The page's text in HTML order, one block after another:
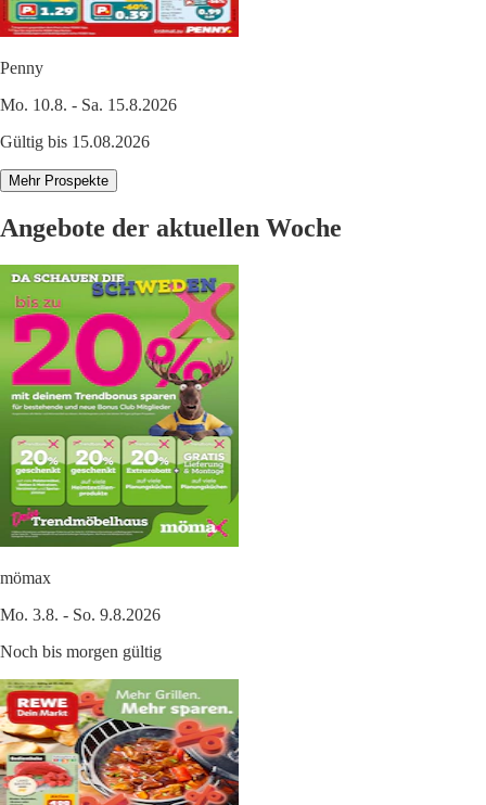
Penny
Mo. 10.8. - Sa. 15.8.2026
Gültig bis 15.08.2026
Mehr Prospekte
Angebote der aktuellen Woche
mömax
Mo. 3.8. - So. 9.8.2026
Noch bis morgen gültig